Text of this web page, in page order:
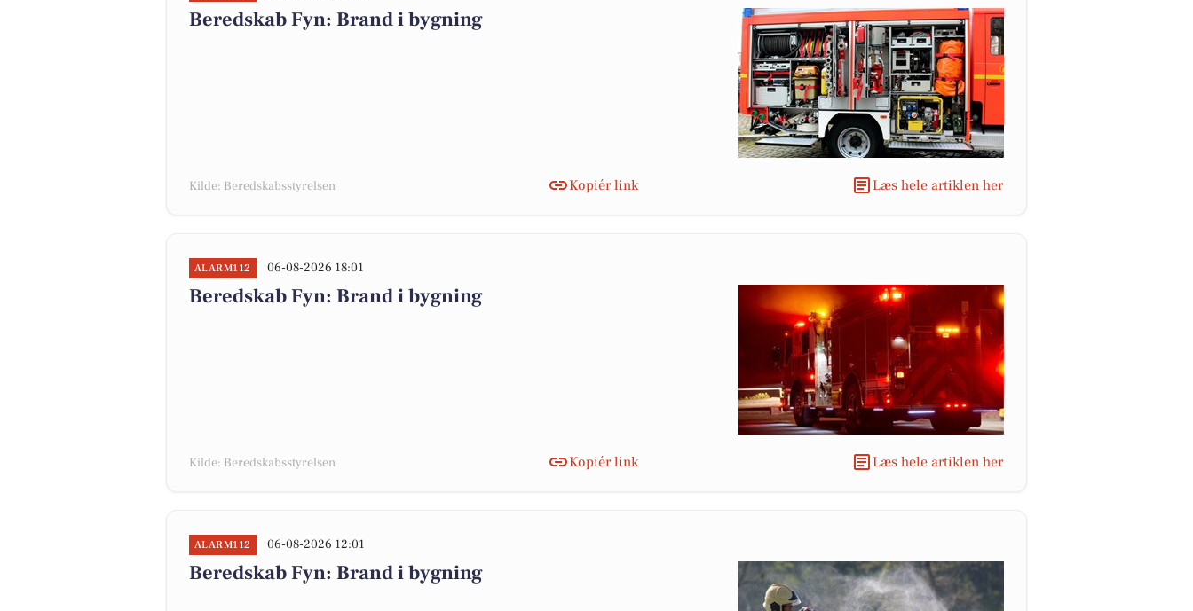
Beredskab Fyn: Brand i bygning
Kilde: Beredskabsstyrelsen Kopiér link Læs hele artiklen her
ALARM112 06-08-2026 18:01
Beredskab Fyn: Brand i bygning
Kilde: Beredskabsstyrelsen Kopiér link Læs hele artiklen her
ALARM112 06-08-2026 12:01
Beredskab Fyn: Brand i bygning